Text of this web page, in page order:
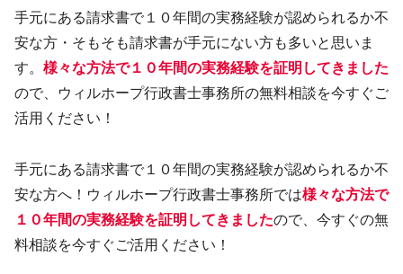
手元にある請求書で１０年間の実務経験が認められるか不
安な方・そもそも請求書が手元にない方も多いと思いま
す。 様々な方法で１０年間の実務経験を証明してきました
ので、ウィルホープ行政書士事務所の無料相談を今すぐご
活用ください！
手元にある請求書で１０年間の実務経験が認められるか不
安な方へ！ウィルホープ行政書士事務所では様々な方法で
１０年間の実務経験を証明してきましたので、今すぐの無
料相談を今すぐご活用ください！